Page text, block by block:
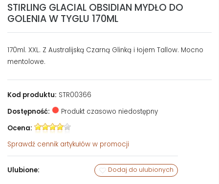
STIRLING GLACIAL OBSIDIAN MYDŁO DO
GOLENIA W TYGLU 170ML
170ml. XXL. Z Australijską Czarną Glinką i łojem Tallow. Mocno
mentolowe.
Kod produktu: STR00366
Dostępność:
Produkt czasowo niedostępny
Ocena:
Sprawdź cennik artykułów w promocji
Ulubione: Dodaj do ulubionych